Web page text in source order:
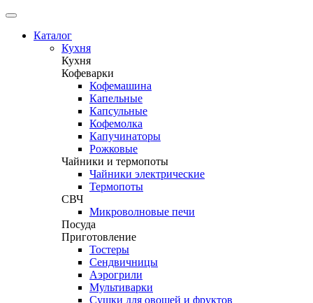
Каталог
Кухня
Кухня
Кофеварки
Кофемашина
Капельные
Капсульные
Кофемолка
Капучинаторы
Рожковые
Чайники и термопоты
Чайники электрические
Термопоты
СВЧ
Микроволновые печи
Посуда
Приготовление
Тостеры
Сендвичницы
Аэрогрили
Мультиварки
Сушки для овощей и фруктов